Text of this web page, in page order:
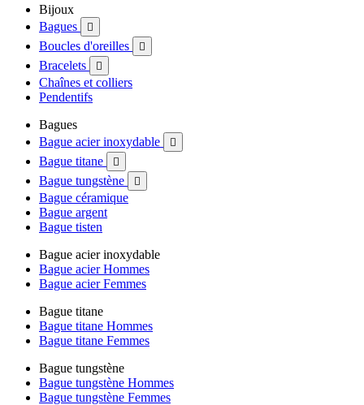
Bijoux
Bagues

Boucles d'oreilles 
Bracelets 
Chaînes et colliers
Pendentifs
Bagues
Bague acier inoxydable

Bague titane 
Bague tungstène 
Bague céramique
Bague argent
Bague tisten
Bague acier inoxydable
Bague acier Hommes
Bague acier Femmes
Bague titane
Bague titane Hommes
Bague titane Femmes
Bague tungstène
Bague tungstène Hommes
Bague tungstène Femmes